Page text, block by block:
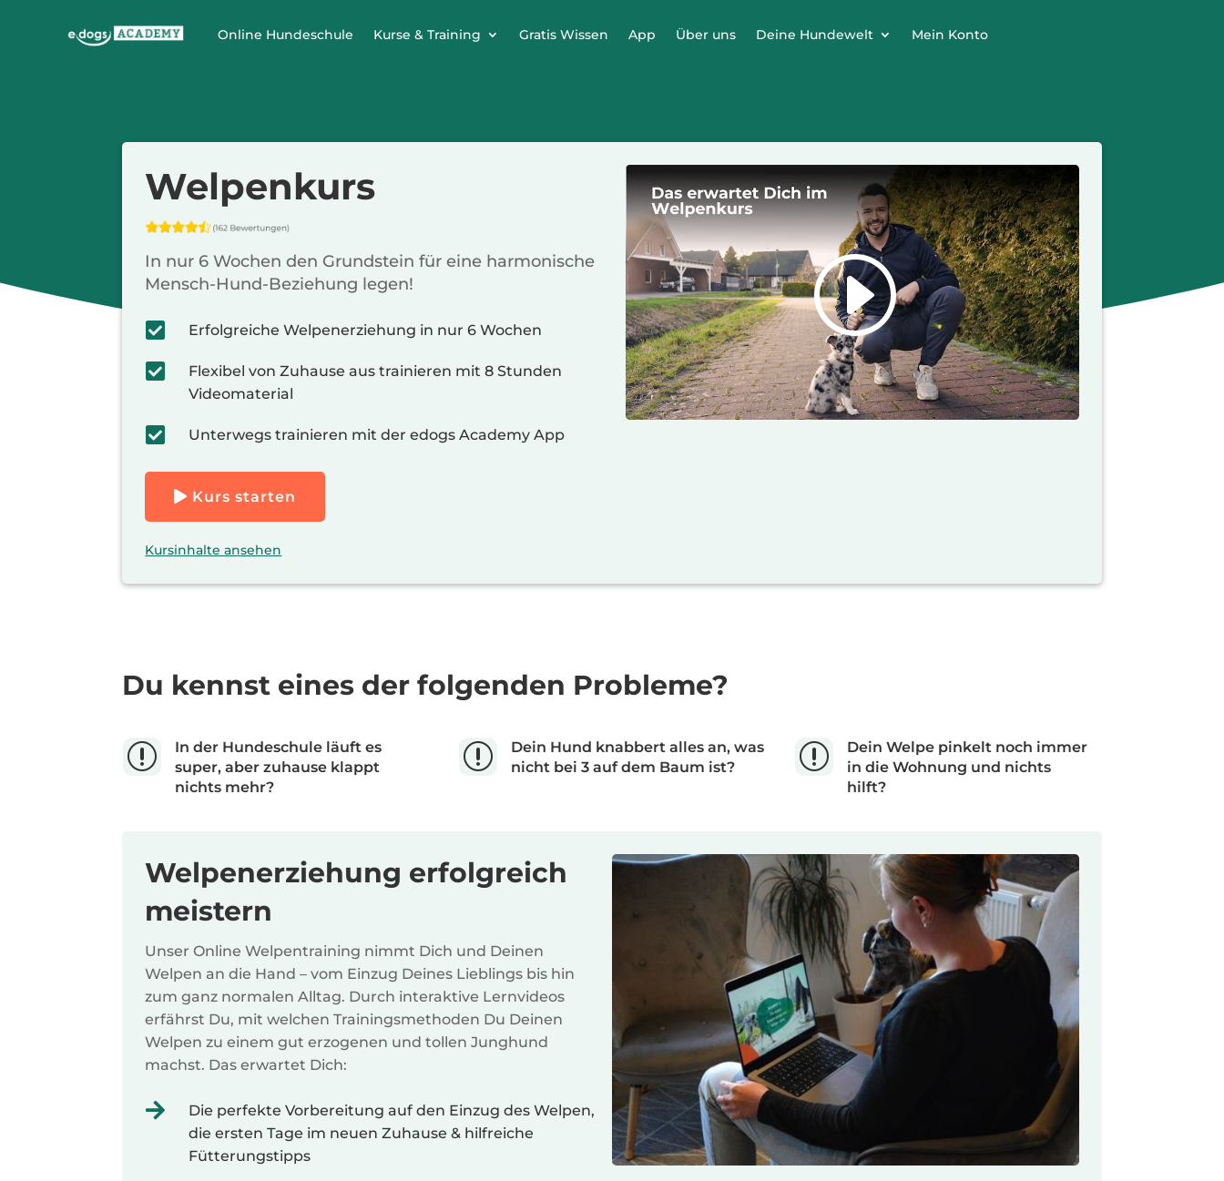
Online Hundeschule Kurse & Training Gratis Wissen App Über uns Deine Hundewelt Mein Konto
Welpenkurs
In nur 6 Wochen den Grundstein für eine harmonische
Mensch-Hund-Beziehung legen!
 Erfolgreiche Welpenerziehung in nur 6 Wochen

Flexibel von Zuhause aus trainieren mit 8 Stunden
Videomaterial
 Unterwegs trainieren mit der edogs Academy App
Kurs starten
Kursinhalte ansehen
Du kennst eines der folgenden Probleme?
r
In der Hundeschule läuft es
super, aber zuhause klappt
nichts mehr?
r
Dein Hund knabbert alles an, was
nicht bei 3 auf dem Baum ist?
r
Dein Welpe pinkelt noch immer
in die Wohnung und nichts
hilft?
Welpenerziehung erfolgreich
meistern
Unser Online Welpentraining nimmt Dich und Deinen
Welpen an die Hand – vom Einzug Deines Lieblings bis hin
zum ganz normalen Alltag. Durch interaktive Lernvideos
erfährst Du, mit welchen Trainingsmethoden Du Deinen
Welpen zu einem gut erzogenen und tollen Junghund
machst. Das erwartet Dich:

Die perfekte Vorbereitung auf den Einzug des Welpen,
die ersten Tage im neuen Zuhause & hilfreiche
Fütterungstipps